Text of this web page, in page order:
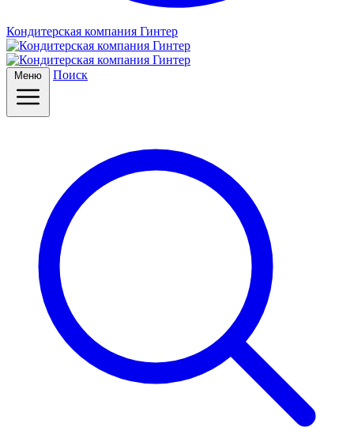
Кондитерская компания Гинтер
Меню Поиск